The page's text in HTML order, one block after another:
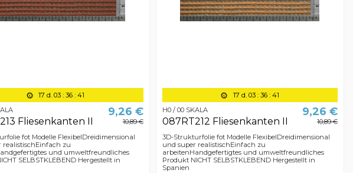
17 d. 03: 36: 40
Fliesenkanten II
9,26 €
10,89 €
fot Modelle FlexibelDreidimensional
realistischEinfach zu
und umweltfreundliches
SELBSTKLEBEND Hergestellt in
17d. 03: 36: 40
H0 / 00 SKALA
087RT212 Fliesenkanten II
9,26 €
10,89 €
3D-Strukturfolie fot Modelle FlexibelDreidimensional
und super realistischEinfach zu
arbeitenHandgefertigtes und umweltfreundliches
Produkt NICHT SELBSTKLEBEND Hergestellt in
Spanien